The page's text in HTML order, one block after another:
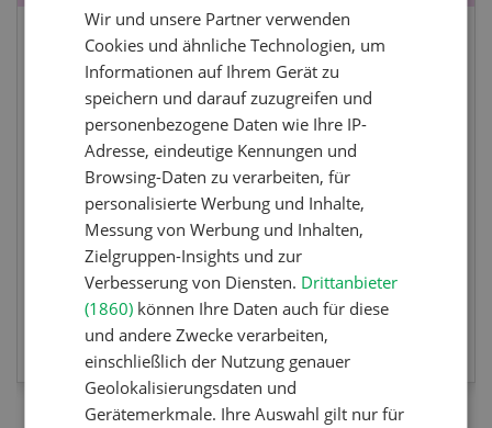
den Frauen in
gewidmet
Fachkurs Aquakultur
Sind Sie in der Fischzucht tätig
diesem Fall ist unser FBA-
die perfekte Wahl für Sie. Der
sich mit einem Praktikum zum
berufsunabhängigen Ausweis
MEHR ZUR
Wir und unsere Partner verwenden
Cookies und ähnliche Technologien, um
Informationen auf Ihrem Gerät zu
speichern und darauf zuzugreifen und
personenbezogene Daten wie Ihre IP-
Adresse, eindeutige Kennungen und
Browsing-Daten zu verarbeiten, für
personalisierte Werbung und Inhalte,
Messung von Werbung und Inhalten,
Zielgruppen-Insights und zur
Verbesserung von Diensten. Drittanbieter
(1860) können Ihre Daten auch für diese
und andere Zwecke verarbeiten,
einschließlich der Nutzung genauer
Geolokalisierungsdaten und
Gerätemerkmale. Ihre Auswahl gilt nur für